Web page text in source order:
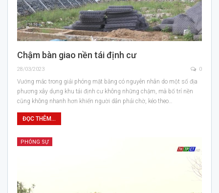
Chậm bàn giao nền tái định cư
28/03/2023 0
Vướng mắc trong giải phóng mặt bằng có nguyên nhân do một số địa
phương xây dựng khu tái định cư không những chậm, mà bố trí nền
cũng không nhanh hơn khiến người dân phải chờ, kéo theo…
ĐỌC THÊM...
PHÓNG SỰ